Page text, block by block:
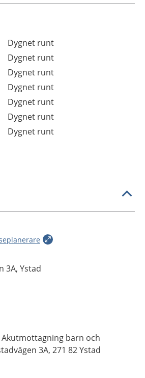
Dygnet runt
Dygnet runt
Dygnet runt
Dygnet runt
Dygnet runt
Dygnet runt
Dygnet runt
3A, Ystad
barn och
3A, 271 82 Ystad